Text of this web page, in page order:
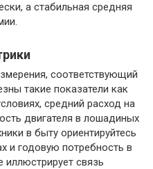
а стабильная средняя
соответствующий
такие показатели как
средний расход на
двигателя в лошадиных
в быту ориентируйтесь
и годовую потребность в
иллюстрирует связь